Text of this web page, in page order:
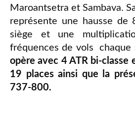
Maroantsetra et Sambava.
représente une hausse de
siège et une
fréquences de vols chaque
opère avec 4 ATR bi-classe
19 places ainsi que la
737-800.